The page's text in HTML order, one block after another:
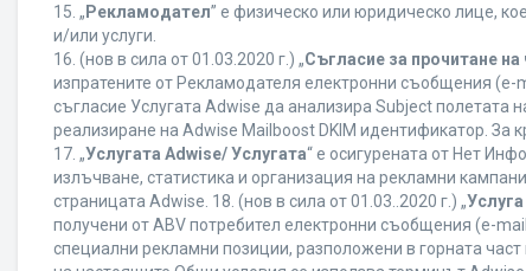
15. „ Рекламодател” е физическо или юридическо лице,
и/или услуги.
16. (нов в сила от 01.03.2020 г.) „Съгласие за прочитане
изпратените от Рекламодателя електронни съобщения
съгласие Услугата Adwise да анализира Subject
реализиране на Adwise Mailboost DKIM идентификатор. За
17. „Услугата Adwise/ Услугата“ е осигурената от Нет
излъчване, статистика и организация на рекламни
страницата Adwise. 18. (нов в сила от 01.03..2020 г.) „
получени от ABV потребител електронни съобщения (e-
специални рекламни позиции, разположени в горната